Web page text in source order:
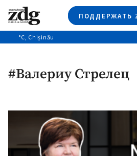
ПОДДЕРЖАТЬ
Поиск
°C, Chișinău
#Валериу Стрелец